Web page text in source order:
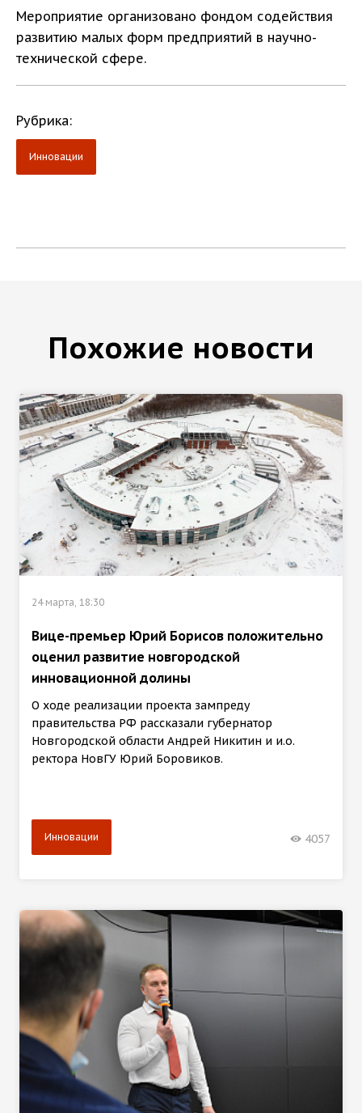
Мероприятие организовано фондом содействия
развитию малых форм предприятий в научно-
технической сфере.
Рубрика:
Инновации
Похожие новости
24 марта, 18:30
Вице-премьер Юрий Борисов положительно
оценил развитие новгородской
инновационной долины
О ходе реализации проекта зампреду
правительства РФ рассказали губернатор
Новгородской области Андрей Никитин и и.о.
ректора НовГУ Юрий Боровиков.
Инновации 4057